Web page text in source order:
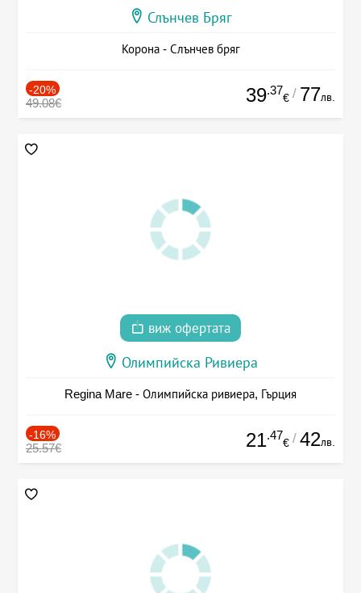
Слънчев Бряг
Корона - Слънчев бряг
-20%
49.08€ 39.37
€ / 77лв.
виж офертата
Олимпийска Ривиера
Regina Mare - Олимпийска ривиера, Гърция
-16%
25.57€ 21.47
€ / 42лв.